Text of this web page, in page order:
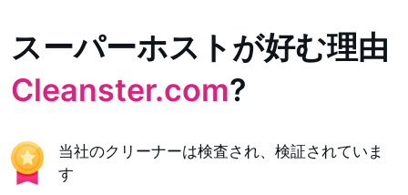
スーパーホストが好む理由
Cleanster.com?
当社のクリーナーは検査され、検証されていま
す